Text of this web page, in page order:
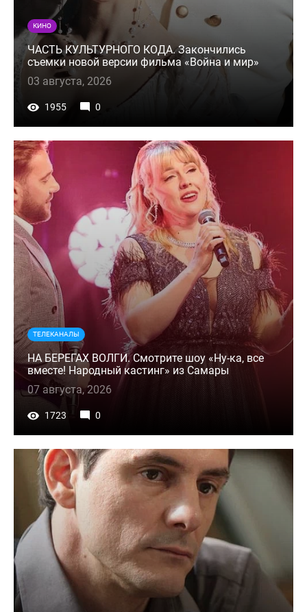
КИНО
ЧАСТЬ КУЛЬТУРНОГО КОДА. Закончились
съемки новой версии фильма «Война и мир»
03 августа, 2026
1955 0
ТЕЛЕКАНАЛЫ
НА БЕРЕГАХ ВОЛГИ. Смотрите шоу «Ну-ка, все
вместе! Народный кастинг» из Самары
07 августа, 2026
1723 0